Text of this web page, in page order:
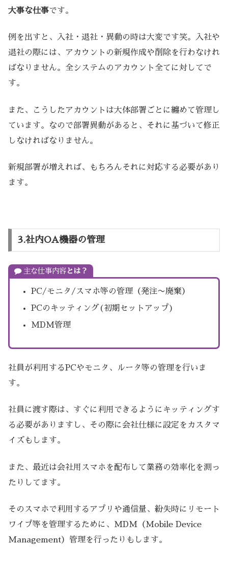
大事な仕事です。
例を出すと、入社・退社・異動の時は大変です笑。入社や
退社の際には、アカウントの新規作成や削除を行わなけれ
ばなりません。全システムのアカウント全てに対してで
す。
また、こうしたアカウントは大体部署ごとに纏めて管理し
ています。なので部署異動があると、それに基づいて修正
しなければなりません。
新規部署が増えれば、もちろんそれに対応する必要があり
ます。
3.社内OA機器の管理
主な仕事内容とは？
PC/モニタ/スマホ等の管理（発注〜廃棄）
PCのキッティング(初期セットアップ)
MDM管理
社員が利用するPCやモニタ、ルータ等の管理を行いま
す。
社員に渡す際は、すぐに利用できるようにキッティングす
る必要がありますし、その際に会社仕様に設定をカスタマ
イズもします。
また、最近は会社用スマホを配布して業務の効率化を測っ
たりしてます。
そのスマホで利用するアプリや通信量、紛失時にリモート
ワイプ等を管理するために、MDM（Mobile Device
Management）管理を行ったりもします。